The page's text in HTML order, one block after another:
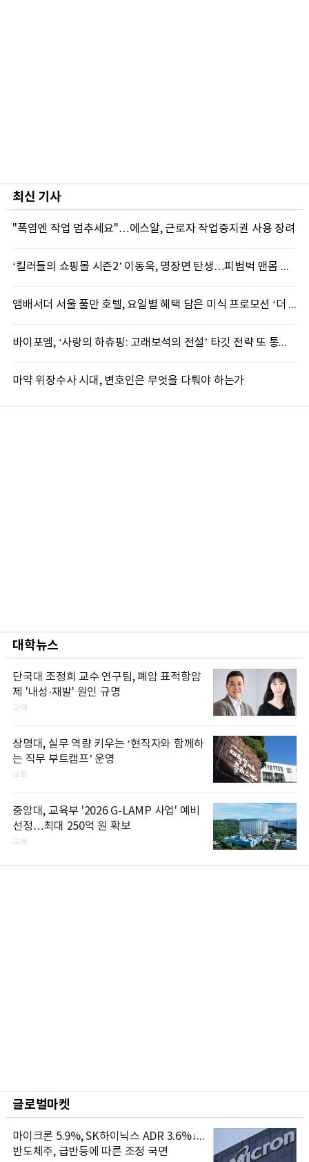
최신 기사
"폭염엔 작업 멈추세요"…에스알, 근로자 작업중지권 사용 장려
‘킬러들의 쇼핑몰 시즌2’ 이동욱, 명장면 탄생…피범벅 맨몸 액션 ‘감탄’
앰배서더 서울 풀만 호텔, 요일별 혜택 담은 미식 프로모션 ‘더 킹스 : 다이닝 프리빌리지즈’ 선봬
바이포엠, ‘사랑의 하츄핑: 고래보석의 전설’ 타깃 전략 또 통했다
마약 위장수사 시대, 변호인은 무엇을 다퉈야 하는가
대학뉴스
단국대 조정희 교수 연구팀, 폐암 표적항암
제 '내성·재발' 원인 규명
교육
상명대, 실무 역량 키우는 ‘현직자와 함께하
는 직무 부트캠프’ 운영
교육
중앙대, 교육부 '2026 G-LAMP 사업' 예비
선정…최대 250억 원 확보
교육
글로벌마켓
마이크론 5.9%, SK하이닉스 ADR 3.6%↓...
반도체주, 급반등에 따른 조정 국면